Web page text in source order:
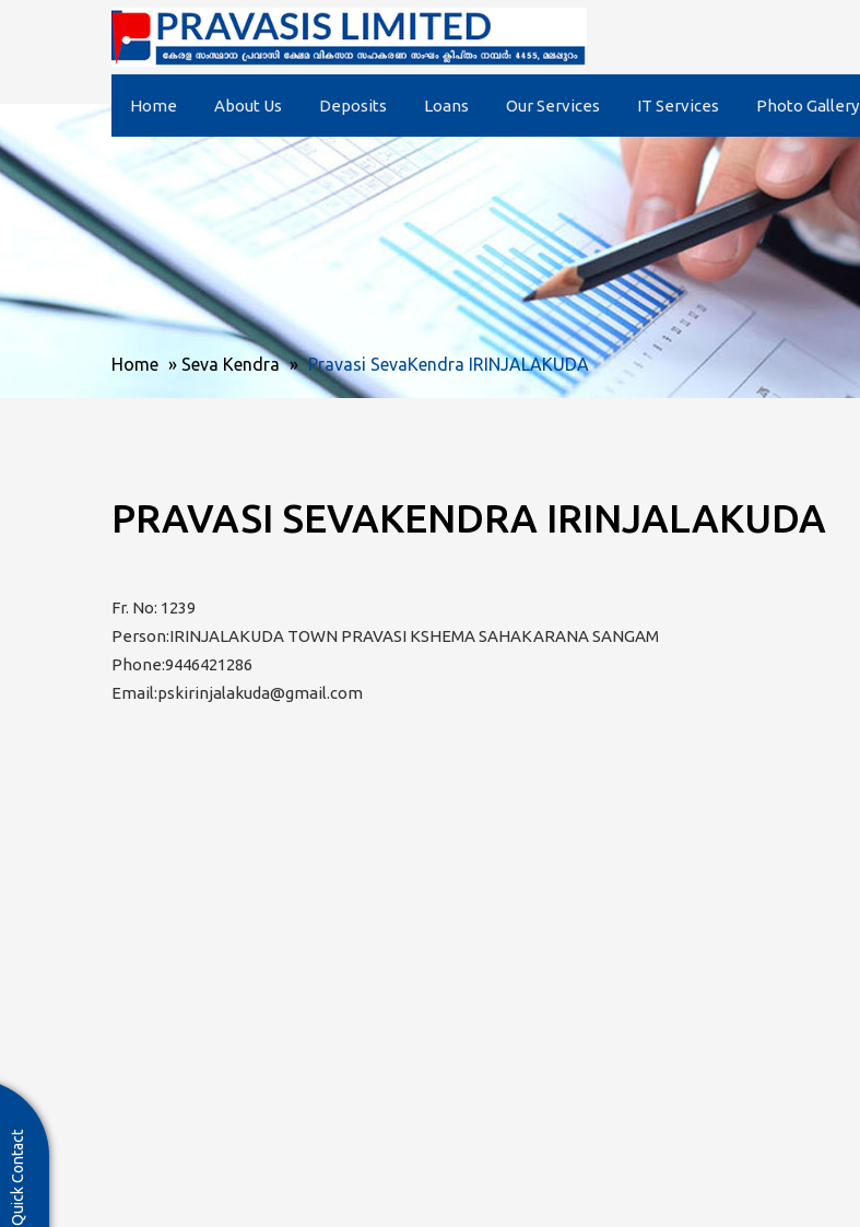
Home About Us Deposits Loans Our Services IT Services Photo Gallery
Quick Contact
Home » Seva Kendra » Pravasi SevaKendra IRINJALAKUDA
PRAVASI SEVAKENDRA IRINJALAKUDA
Fr. No: 1239
Person:IRINJALAKUDA TOWN PRAVASI KSHEMA SAHAKARANA SANGAM
Phone:9446421286
Email:pskirinjalakuda@gmail.com